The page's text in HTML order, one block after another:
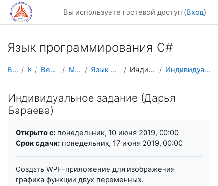
Перейти к основному содержанию
Вы используете гостевой доступ (Вход)
Язык программирования C#
В начало Курсы Весенний семестр Магистратура Язык программирования C# Индивидуальное задание Индивидуальное задание (Дарья Бараева)
Индивидуальное задание (Дарья
Бараева)
Открыто с: понедельник, 10 июня 2019, 00:00
Срок сдачи: понедельник, 17 июня 2019, 00:00
Создать WPF-приложение для изображения
графика функции двух переменных.